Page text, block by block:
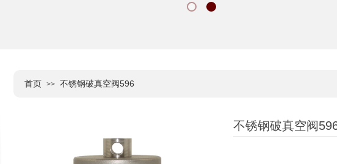
首页 >> 不锈钢破真空阀596
不锈钢破真空阀